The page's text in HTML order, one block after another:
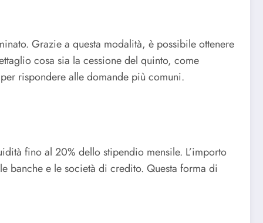
Grazie a questa modalità, è possibile ottenere
cosa sia la cessione del quinto, come
rispondere alle domande più comuni.
fino al 20% dello stipendio mensile. L’importo
banche e le società di credito. Questa forma di